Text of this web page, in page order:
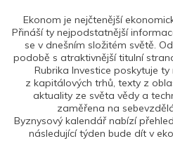
Ekonom je nejčtenější
Přináší ty nejpodstatnější
se v dnešním složitém světě.
podobě s atraktivnější titulní
Rubrika Investice poskytuje
z kapitálových trhů, texty z
aktuality ze světa vědy a
zaměřena na
Byznysový kalendář nabízí
následující týden bude dít v